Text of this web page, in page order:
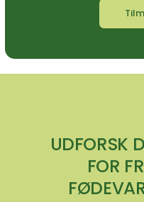
UDFORSK
FOR